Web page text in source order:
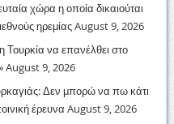
χώρα η οποία δικαιούται
ηρεμίαςAugust 9, 2026
Τουρκία να επανέλθει στο
August 9, 2026
Δεν μπορώ να πω κάτι
έρευνα August 9, 2026